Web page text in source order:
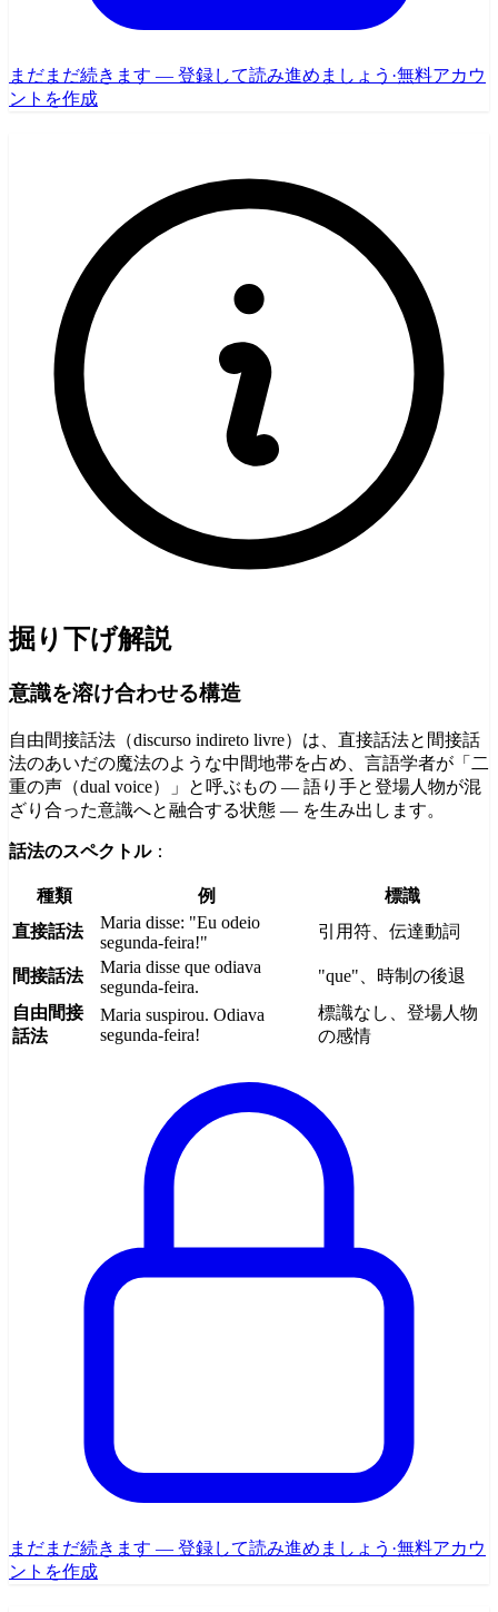
まだまだ続きます — 登録して読み進めましょう ·無料アカウ
ントを作成
掘り下げ解説
意識を溶け合わせる構造
自由間接話法（discurso indireto livre）は、直接話法と間接話
法のあいだの魔法のような中間地帯を占め、言語学者が「二
重の声（dual voice）」と呼ぶもの — 語り手と登場人物が混
ざり合った意識へと融合する状態 — を生み出します。
話法のスペクトル：
種類 例
標識
直接話法
Maria disse: "Eu odeio
segunda-feira!"
引用符、伝達動詞
間接話法
Maria disse que odiava
segunda-feira.
"que"、時制の後退
自由間接
話法
Maria suspirou. Odiava
segunda-feira!
標識なし、登場人物
の感情
まだまだ続きます — 登録して読み進めましょう ·無料アカウ
ントを作成